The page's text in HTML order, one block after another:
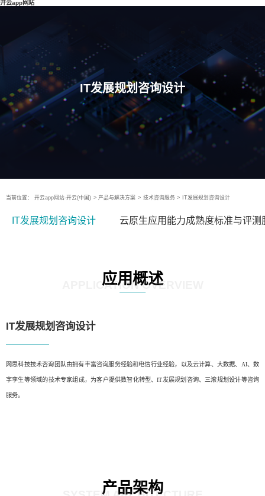
开云app网站
IT发展规划咨询设计
当前位置： 开云app网站-开云(中国) > 产品与解决方案 > 技术咨询服务 > IT发展规划咨询设计
IT发展规划咨询设计 云原生应用能力成熟度标准与评测
应用概述
APPLICATION OVERVIEW
IT发展规划咨询设计
网思科技技术咨询团队由拥有丰富咨询服务经验和电信行业经验，以及云计算、大数据、AI、数
字孪生等领域的技术专家组成，为客户提供数智化转型、IT发展规划咨询、三滚规划设计等咨询
服务。
产品架构